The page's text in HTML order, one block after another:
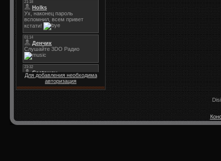
Для добавления необходима
авторизация